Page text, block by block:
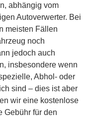
abhängig vom
Autoverwerter. Bei
meisten Fällen
noch
jedoch auch
insbesondere wenn
Abhol- oder
sind – dies ist aber
wir eine kostenlose
Gebühr für den